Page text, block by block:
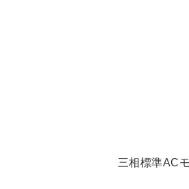
三相標準AC